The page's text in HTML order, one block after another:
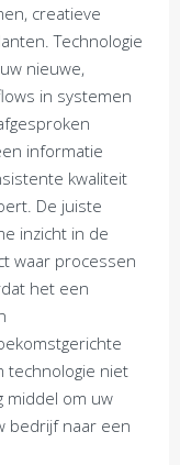
creatieve
Technologie
nieuwe,
in systemen
informatie
kwaliteit
De juiste
inzicht in de
waar processen
het een
technologie niet
middel om uw
bedrijf naar een